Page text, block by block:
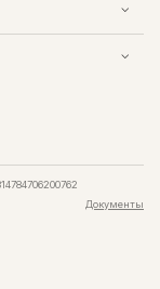
Документы